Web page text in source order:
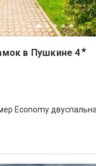
в Пушкине 4★
Economy